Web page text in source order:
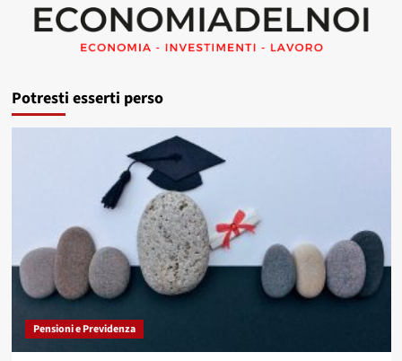
Potresti esserti perso
Pensioni e Previdenza